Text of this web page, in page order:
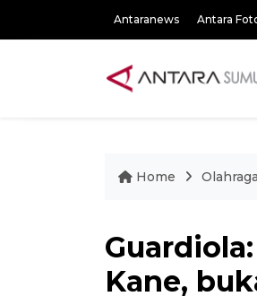
Antaranews Antara
Home Olahraga
Kane,